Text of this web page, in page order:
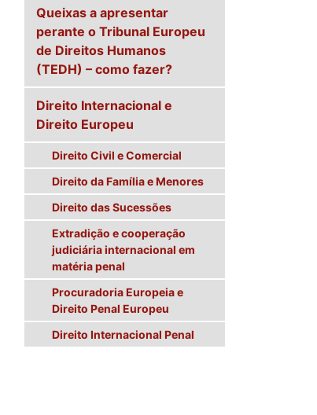
Queixas a apresentar
perante o Tribunal Europeu
de Direitos Humanos
(TEDH) – como fazer?
Direito Internacional e
Direito Europeu
Direito Civil e Comercial
Direito da Família e Menores
Direito das Sucessões
Extradição e cooperação
judiciária internacional em
matéria penal
Procuradoria Europeia e
Direito Penal Europeu
Direito Internacional Penal